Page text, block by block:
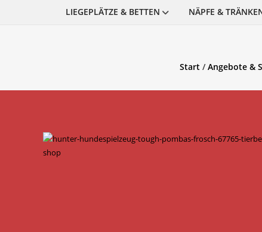
LIEGEPLÄTZE & BETTEN NÄPFE &
Start /Angebote &